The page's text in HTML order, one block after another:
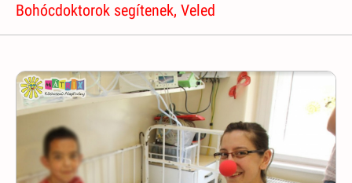
Bohócdoktorok segítenek, Veled